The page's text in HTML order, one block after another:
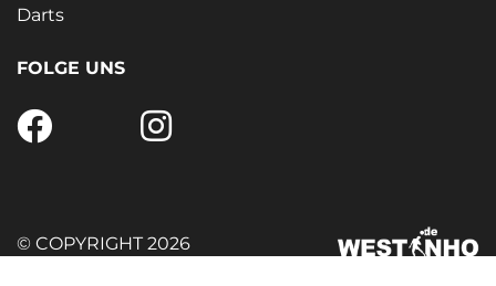
Darts
FOLGE UNS
© COPYRIGHT 2026